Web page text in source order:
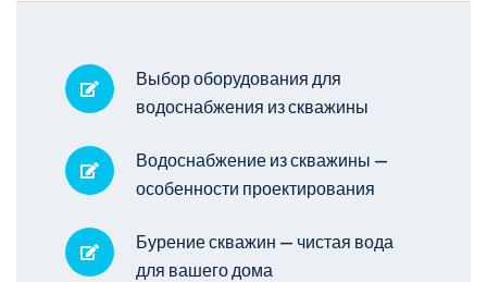
Выбор оборудования для
водоснабжения из скважины
Водоснабжение из скважины —
особенности проектирования
Бурение скважин — чистая вода
для вашего дома